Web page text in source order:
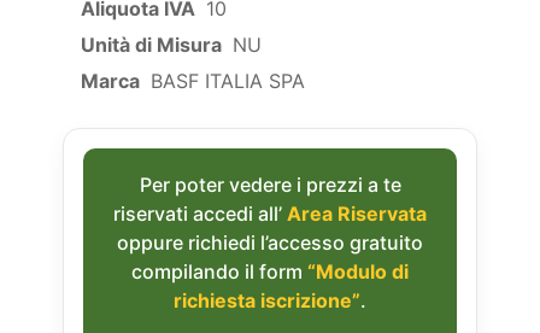
Aliquota IVA 10
Unità di Misura NU
Marca BASF ITALIA SPA
Per poter vedere i prezzi a te
riservati accedi all’ Area Riservata
oppure richiedi l’accesso gratuito
compilando il form “Modulo di
richiesta iscrizione”.